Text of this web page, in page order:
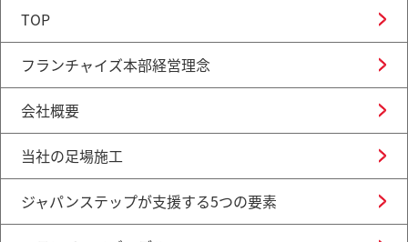
TOP
フランチャイズ本部経営理念
会社概要
当社の足場施工
ジャパンステップが支援する5つの要素